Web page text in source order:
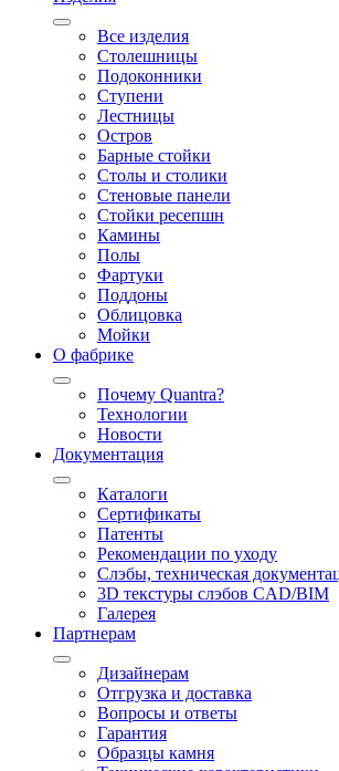
Все изделия
Столешницы
Подоконники
Ступени
Лестницы
Остров
Барные стойки
Столы и столики
Стеновые панели
Стойки ресепшн
Камины
Полы
Фартуки
Поддоны
Облицовка
Мойки
О фабрике
Почему Quantra?
Технологии
Новости
Документация
Каталоги
Сертификаты
Патенты
Рекомендации по уходу
Слэбы, техническая
3D текстуры слэбов CAD/BIM
Галерея
Партнерам
Дизайнерам
Отгрузка и доставка
Вопросы и ответы
Гарантия
Образцы камня